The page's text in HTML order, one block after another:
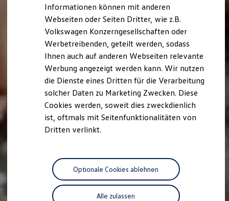
Lifestyle Shop
T-Roc Kollektion
Golf Kollektion
ID. Kollektion
Volkswagen Kollektion
R-Kollektion
GTI Kollektion
Fußball Drop
we drive football
#wedriveproud
Besitzer und Service
Software Updates
Service und Ersatzteile
Motorenöl und Flüssigkeiten
Räder und Reifen
Pannen- und Unfallhilfe
Economy Service
Volkswagen Teile
Informationen können mit anderen
Webseiten oder Seiten Dritter, wie z.B.
Volkswagen Konzerngesellschaften oder
Werbetreibenden, geteilt werden, sodass
Ihnen auch auf anderen Webseiten relevante
Werbung angezeigt werden kann. Wir nutzen
die Dienste eines Dritten für die Verarbeitung
solcher Daten zu Marketing Zwecken. Diese
Cookies werden, soweit dies zweckdienlich
ist, oftmals mit Seitenfunktionalitäten von
Dritten verlinkt.
Alle zulassen
Optionale Cookies ablehnen